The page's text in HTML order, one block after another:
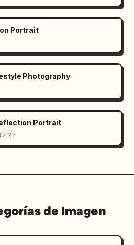
Portrait
Photography
Portrait
プト
de Imagen